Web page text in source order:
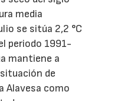
media
se sitúa 2,2 °C
periodo 1991-
mantiene a
de
Alavesa como